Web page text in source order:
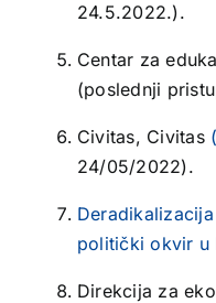
24.5.2022.).
Centar za
(poslednji
Civitas, Civitas
24/05/2022).
politički okvir u
Direkcija za